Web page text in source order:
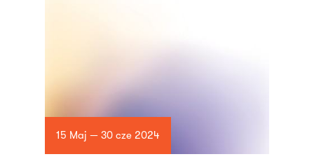
15 Maj — 30 cze 2024